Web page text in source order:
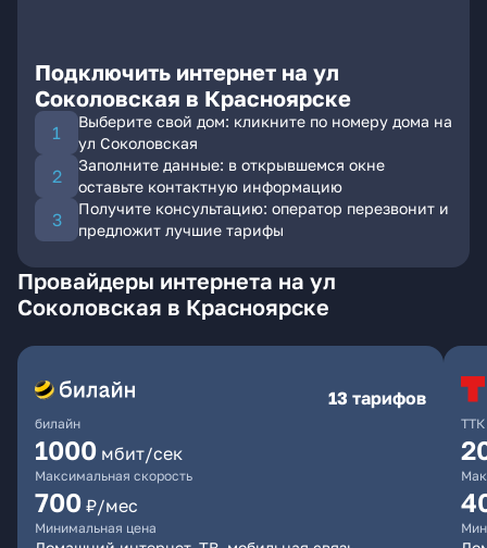
Подключить интернет на ул
Соколовская в Красноярске
Выберите свой дом: кликните по номеру дома на
ул Соколовская
Заполните данные: в открывшемся окне
оставьте контактную информацию
Получите консультацию: оператор перезвонит и
предложит лучшие тарифы
Провайдеры интернета на ул
Соколовская в Красноярске
билайн
13 тарифов
1000 мбит/сек
Максимальная скорость
700 ₽/мес
Минимальная цена
ТТК